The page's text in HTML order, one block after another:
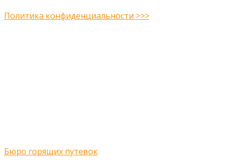
Политика конфиденциальности >>>
Бюро горящих путевок